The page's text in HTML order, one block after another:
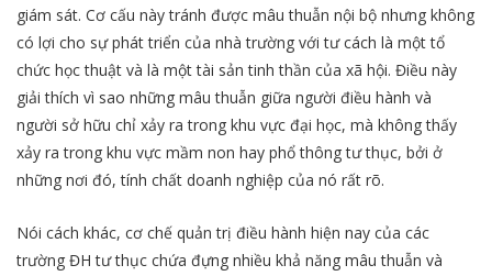
giám sát. Cơ cấu này tránh được mâu thuẫn nội bộ nhưng không
có lợi cho sự phát triển của nhà trường với tư cách là một tổ
chức học thuật và là một tài sản tinh thần của xã hội. Điều này
giải thích vì sao những mâu thuẫn giữa người điều hành và
người sở hữu chỉ xảy ra trong khu vực đại học, mà không thấy
xảy ra trong khu vực mầm non hay phổ thông tư thục, bởi ở
những nơi đó, tính chất doanh nghiệp của nó rất rõ.
Nói cách khác, cơ chế quản trị điều hành hiện nay của các
trường ĐH tư thục chứa đựng nhiều khả năng mâu thuẫn và